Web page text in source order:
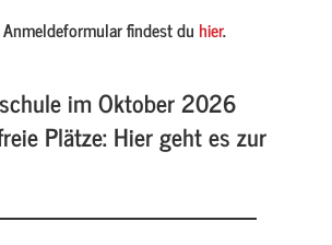
findest du hier.
im Oktober 2026
Plätze: Hier geht es zur